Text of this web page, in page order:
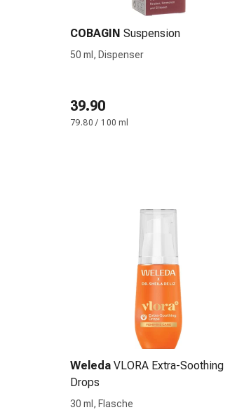
Bauchschmerzen,
Blähungen
Verstopfung
Hauterkrankungen
Hühneraugen
Narben,Tinkturen
Trockene
Spröde
Haut
COBAGIN Suspension
50 ml, Dispenser
39.90
79.80 / 100 ml
Weleda VLORA Extra-Soothing
Drops
30 ml, Flasche